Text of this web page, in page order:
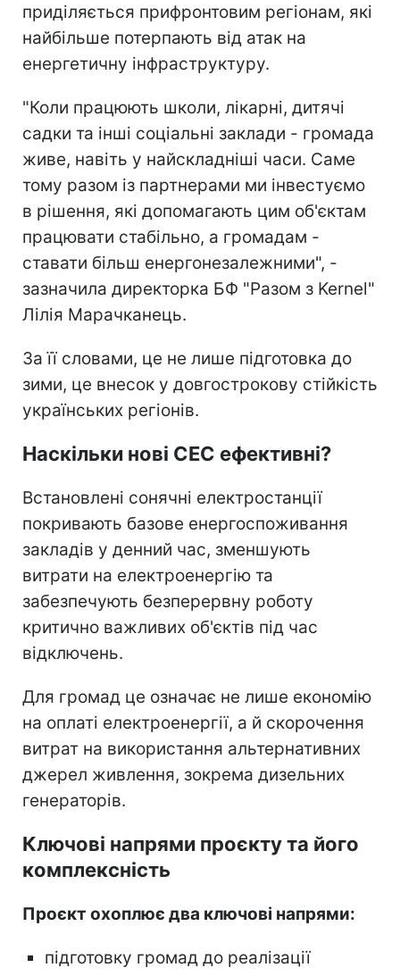
приділяється прифронтовим регіонам, які
найбільше потерпають від атак на
енергетичну інфраструктуру.
"Коли працюють школи, лікарні, дитячі
садки та інші соціальні заклади - громада
живе, навіть у найскладніші часи. Саме
тому разом із партнерами ми інвестуємо
в рішення, які допомагають цим об'єктам
працювати стабільно, а громадам -
ставати більш енергонезалежними", -
зазначила директорка БФ "Разом з Kernel"
Лілія Марачканець.
За її словами, це не лише підготовка до
зими, це внесок у довгострокову стійкість
українських регіонів.
Наскільки нові СЕС ефективні?
Встановлені сонячні електростанції
покривають базове енергоспоживання
закладів у денний час, зменшують
витрати на електроенергію та
забезпечують безперервну роботу
критично важливих об'єктів під час
відключень.
Для громад це означає не лише економію
на оплаті електроенергії, а й скорочення
витрат на використання альтернативних
джерел живлення, зокрема дизельних
генераторів.
Ключові напрями проєкту та його
комплексність
Проєкт охоплює два ключові напрями:
підготовку громад до реалізації